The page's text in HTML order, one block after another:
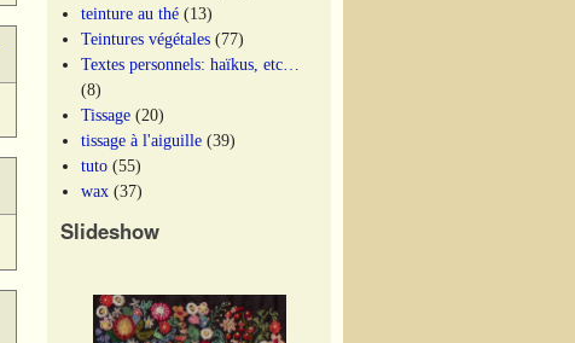
teinture au thé (13)
Teintures végétales (77)
Textes personnels: haïkus, etc…
(8)
Tissage (20)
tissage à l'aiguille (39)
tuto (55)
wax (37)
Slideshow